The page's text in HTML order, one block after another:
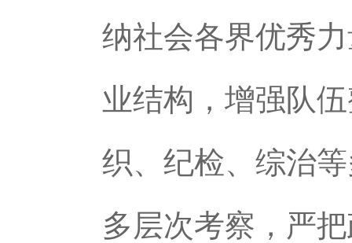
纳社会各界优秀
业结构，增强队
织、纪检、综治
多层次考察，严